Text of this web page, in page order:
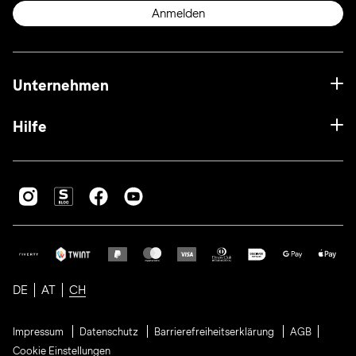
Anmelden
Unternehmen
Hilfe
DE AT CH
Impressum Datenschutz Barrierefreiheitserklärung
AGB
Cookie Einstellungen